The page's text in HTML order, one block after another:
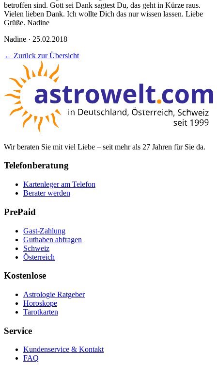
betroffen sind. Gott sei Dank sagtest Du, das geht in Kürze raus.
Vielen lieben Dank. Ich wollte Dich das nur wissen lassen. Liebe
Grüße. Nadine
Nadine · 25.02.2018
← Zurück zur Übersicht
Wir beraten Sie mit viel Liebe – seit mehr als 27 Jahren für Sie da.
Telefonberatung
Kartenleger am Telefon
Berater werden
PrePaid
Gast-Zahlung
Guthaben abfragen
Schweiz
Österreich
Kostenlose
Astrologie Ratgeber
Horoskope
Tarotkarten
Service
Kundenservice & Kontakt
FAQ